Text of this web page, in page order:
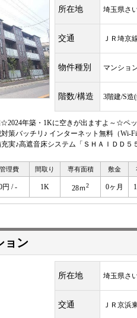
所在地 埼玉県さ
交通 ＪＲ埼京
物件種別 マンショ
階数/構造 3階建/S造
年築・1Kに空きが出ますよ～☆ペ
策バッチリ♪ インターネット無料（Wi-
実♪高遮音床システム「ＳＨＡＩＤＤ５
理費 間取り 専有面積 敷金
円 / - 1K 28ｍ2 0ヶ月
ョン
所在地 埼玉県さ
交通 ＪＲ京浜